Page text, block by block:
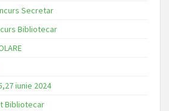
Secretar
Bibliotecar
iunie 2024
Bibliotecar